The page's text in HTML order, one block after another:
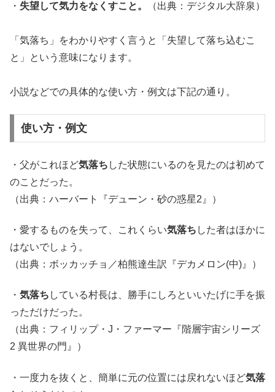
・ 失望して気力をなくすこと。 （出典：デジタル大辞泉）
「気落ち」をわかりやすく言うと「失望して落ち込むこ
と」という意味になります。
小説などでの具体的な使い方・例文は下記の通り。
使い方・例文
・父がこれほど気落ち した状態にいるのを見たのは初めて
のことだった。
（出典：ハーバート『デューン・砂の惑星2』）
・愛するものを失って、これくらい気落ち した者はほかに
はないでしょう。
（出典：ボッカッチョ／柏熊達生訳『デカメロン(中)』）
・ 気落ち している村長は、勝手にしろといいたげに手を振
っただけだった。
（出典：フィリップ・J・ファーマー『階層宇宙シリーズ
2 異世界の門』）
・一度力を抜くと、簡単に元の位置には戻れないほど気落